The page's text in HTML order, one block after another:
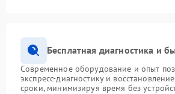
Бесплатная диагностика и
Современное оборудование и опыт
экспресс-диагностику и
сроки, минимизируя время без